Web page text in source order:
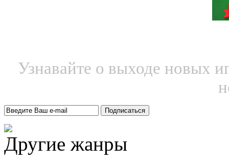
Узнавайте о выходе новых
Другие жанры